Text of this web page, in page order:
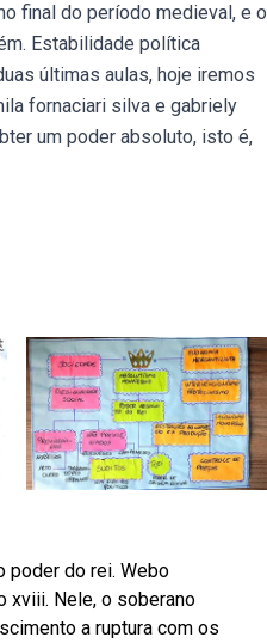
final do período medieval, e o
Estabilidade política
últimas aulas, hoje iremos
fornaciari silva e gabriely
um poder absoluto, isto é,
poder do rei. Webo
Nele, o soberano
a ruptura com os